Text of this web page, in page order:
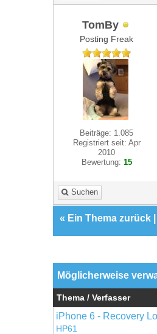
TomBy
Posting Freak
Beiträge: 1.085
Registriert seit: Apr
2010
Bewertung: 15
Suchen
« Ein Thema zurück
Möglicherweise
Thema / Verfasser
iPhone 6 - Recovery
HP61